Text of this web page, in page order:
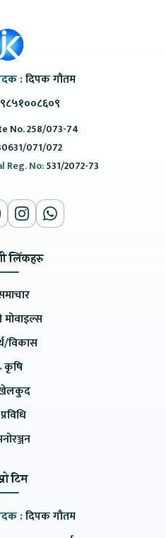
:दिपक गौतम
९८५१००८६०९
No. 258/073-74
071/072
Reg. No:531/2072-73
लिंकहरु
मोवाइल्स
विकास
कृषि
प्रविधि
टिम
:दिपक गौतम